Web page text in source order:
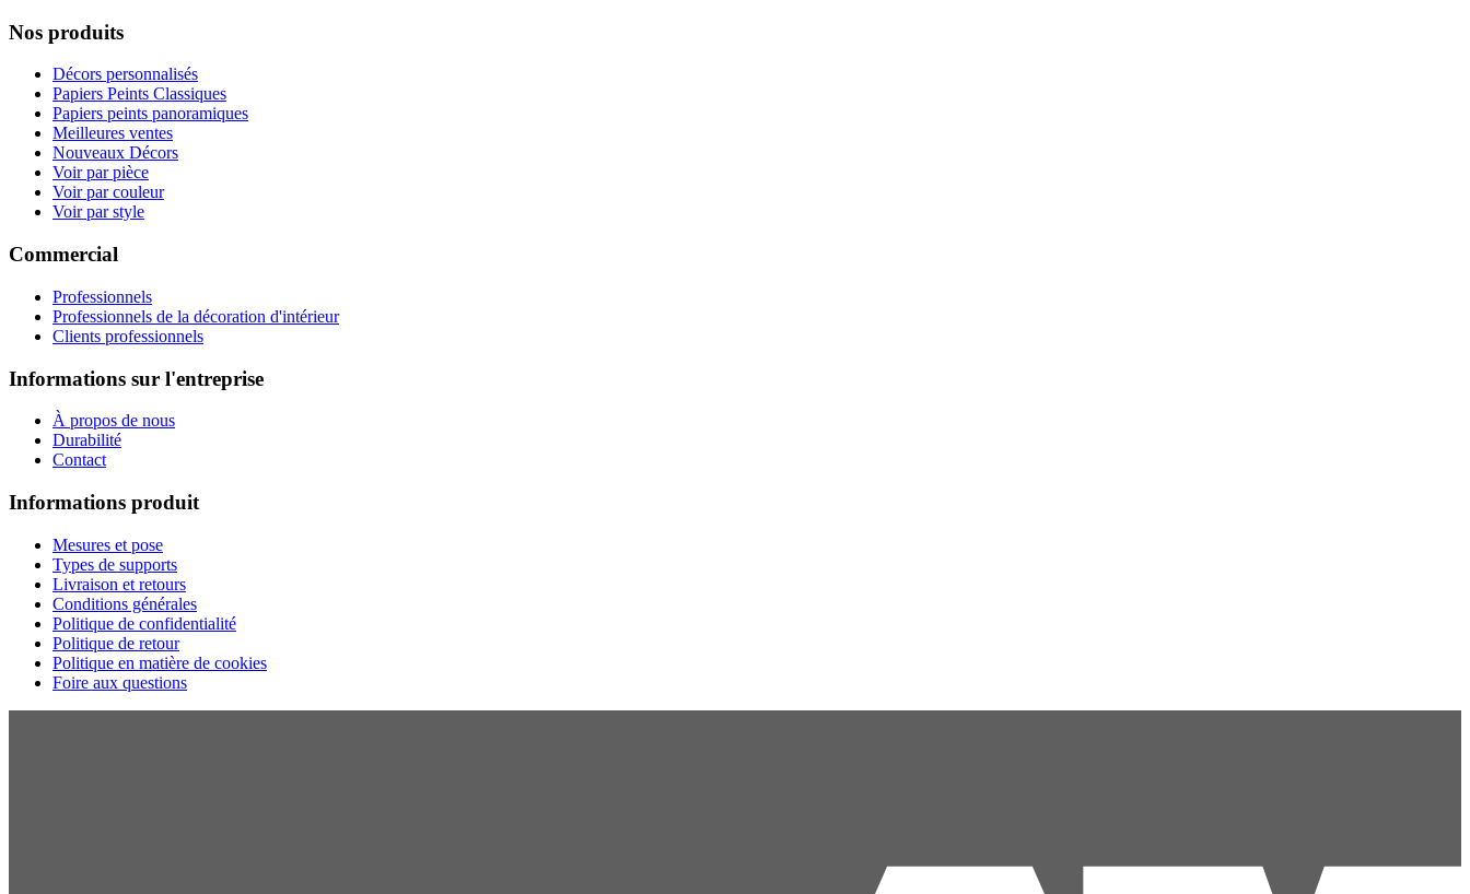
Nos produits
Décors personnalisés
Papiers Peints Classiques
Papiers peints panoramiques
Meilleures ventes
Nouveaux Décors
Voir par pièce
Voir par couleur
Voir par style
Commercial
Professionnels
Professionnels de la décoration d'intérieur
Clients professionnels
Informations sur l'entreprise
À propos de nous
Durabilité
Contact
Informations produit
Mesures et pose
Types de supports
Livraison et retours
Conditions générales
Politique de confidentialité
Politique de retour
Politique en matière de cookies
Foire aux questions